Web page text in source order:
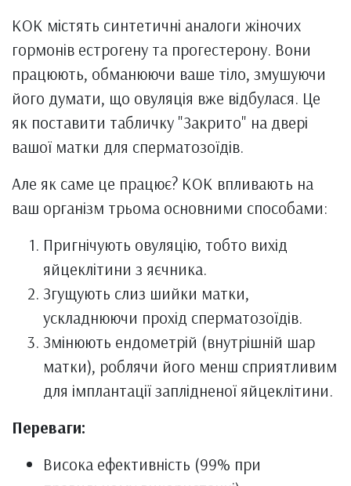
КОК містять синтетичні аналоги жіночих
гормонів естрогену та прогестерону. Вони
працюють, обманюючи ваше тіло, змушуючи
його думати, що овуляція вже відбулася. Це
як поставити табличку "Закрито" на двері
вашої матки для сперматозоїдів.
Але як саме це працює? КОК впливають на
ваш організм трьома основними способами:
Пригнічують овуляцію, тобто вихід
яйцеклітини з яєчника.
Згущують слиз шийки матки,
ускладнюючи прохід сперматозоїдів.
Змінюють ендометрій (внутрішній шар
матки), роблячи його менш сприятливим
для імплантації заплідненої яйцеклітини.
Переваги:
Висока ефективність (99% при